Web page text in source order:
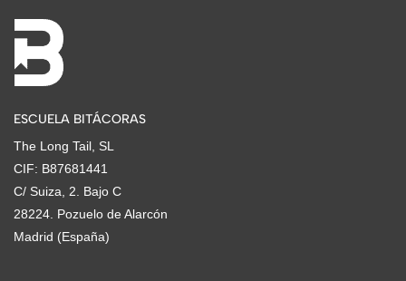
ESCUELA BITÁCORAS
The Long Tail, SL
CIF: B87681441
C/ Suiza, 2. Bajo C
28224. Pozuelo de Alarcón
Madrid (España)